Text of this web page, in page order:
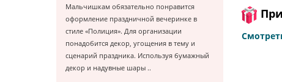
Мальчишкам обязательно понравится
оформление праздничной вечеринке в
стиле «Полиция». Для организации
понадобится декор, угощения в тему и
сценарий праздника. Используя бумажный
декор и надувные шары ..